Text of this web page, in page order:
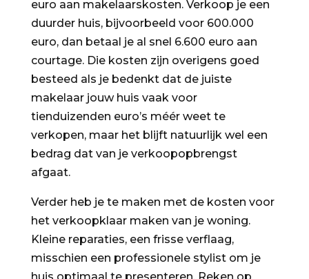
euro aan makelaarskosten. Verkoop je een
duurder huis, bijvoorbeeld voor 600.000
euro, dan betaal je al snel 6.600 euro aan
courtage. Die kosten zijn overigens goed
besteed als je bedenkt dat de juiste
makelaar jouw huis vaak voor
tienduizenden euro’s méér weet te
verkopen, maar het blijft natuurlijk wel een
bedrag dat van je verkoopopbrengst
afgaat.
Verder heb je te maken met de kosten voor
het verkoopklaar maken van je woning.
Kleine reparaties, een frisse verflaag,
misschien een professionele stylist om je
huis optimaal te presenteren. Reken op